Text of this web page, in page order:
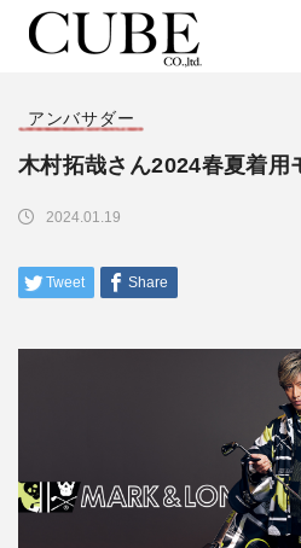
アンバサダー
木村拓哉さん2024春夏着用
2024.01.19